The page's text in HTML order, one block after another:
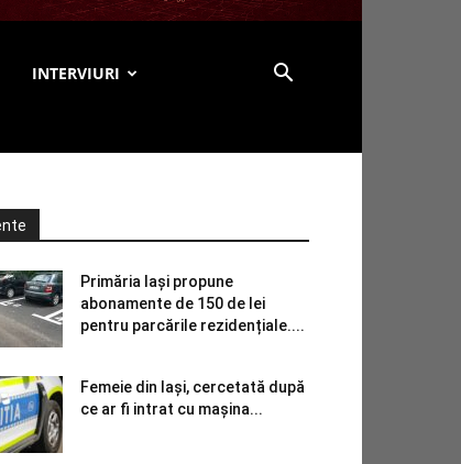
INTERVIURI
Primăria Iași propune
abonamente de 150 de lei
pentru parcările rezidențiale....
Femeie din Iași, cercetată după
ce ar fi intrat cu mașina...